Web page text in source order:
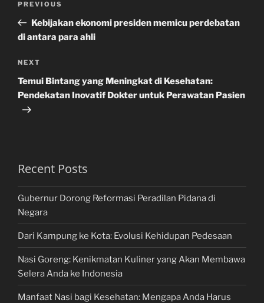
Previous
Post
PREVIOUS
Kebijakan ekonomi presiden memicu perdebatan
di antara para ahli
Next
Post
NEXT
Temui Bintang yang Meningkat di Kesehatan:
Pendekatan Inovatif Dokter untuk Perawatan Pasien
Recent Posts
Gubernur Dorong Reformasi Peradilan Pidana di
Negara
Dari Kampung ke Kota: Evolusi Kehidupan Pedesaan
Nasi Goreng: Kenikmatan Kuliner yang Akan Membawa
Selera Anda ke Indonesia
Manfaat Nasi bagi Kesehatan: Mengapa Anda Harus